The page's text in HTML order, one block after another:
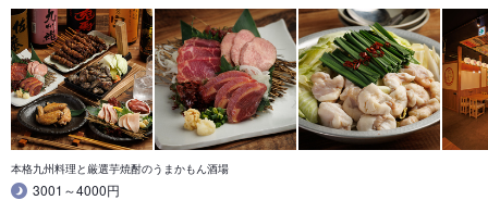
本格九州料理と厳選芋焼酎のうまかもん酒場
3001～4000円